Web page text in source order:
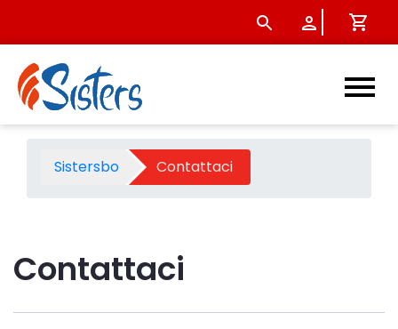
Contattaci - Sistersbo
Sistersbo Contattaci
Contattaci